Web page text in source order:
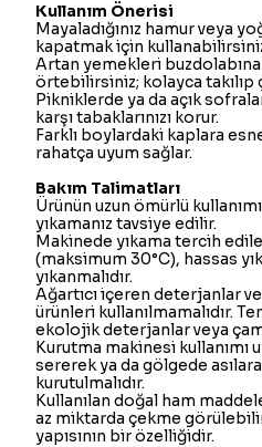
Kullanım Önerisi
Mayaladığınız hamur veya
kapatmak için
Artan yemekleri
örtebilirsiniz; kolayca takılıp
Pikniklerde ya da açık
karşı tabaklarınızı korur.
Farklı boylardaki kaplara
rahatça uyum sağlar.
Bakım Talimatları
Ürünün uzun ömürlü
yıkamanız tavsiye edilir.
Makinede yıkama tercih
(maksimum 30°C), hassas
yıkanmalıdır.
Ağartıcı içeren deterjanlar
ürünleri kullanılmamalıdır.
ekolojik deterjanlar veya
Kurutma makinesi kullanımı
sererek ya da gölgede
kurutulmalıdır.
Kullanılan doğal ham
az miktarda çekme
yapısının bir özelliğidir.